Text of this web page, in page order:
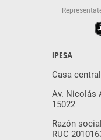
IPESA
Casa central
Av. Nicolás
15022
Razón
RUC